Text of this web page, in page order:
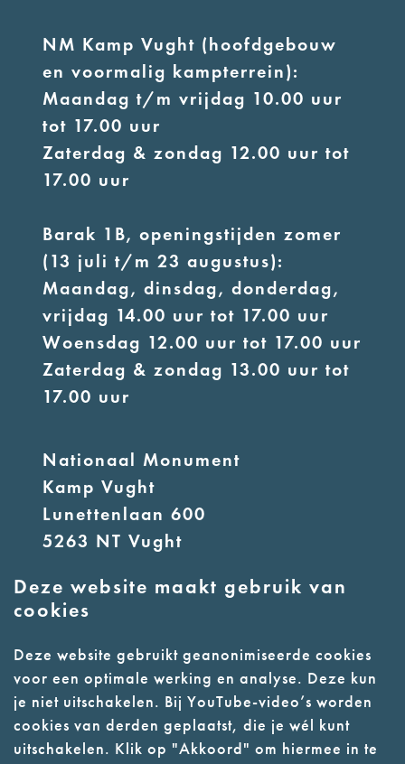
Deze website maakt gebruik van
cookies
Deze website gebruikt geanonimiseerde cookies
voor een optimale werking en analyse. Deze kun
je niet uitschakelen. Bij YouTube-video’s worden
cookies van derden geplaatst, die je wél kunt
uitschakelen. Klik op "Akkoord" om hiermee in te
NM Kamp Vught (hoofdgebouw
en voormalig kampterrein):
Maandag t/m vrijdag 10.00 uur
tot 17.00 uur
Zaterdag & zondag 12.00 uur tot
17.00 uur
Barak 1B, openingstijden zomer
(13 juli t/m 23 augustus):
Maandag, dinsdag, donderdag,
vrijdag 14.00 uur tot 17.00 uur
Woensdag 12.00 uur tot 17.00 uur
Zaterdag & zondag 13.00 uur tot
17.00 uur
Nationaal Monument
Kamp Vught
Lunettenlaan 600
5263 NT Vught
E:info@nmkampvught.nl
- Parkeer in de vakken of in de
parkeergarage (begane grond)
- Alleen geleidehonden